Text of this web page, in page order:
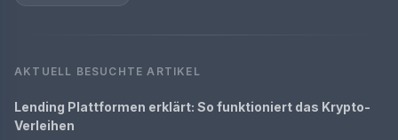
AKTUELL BESUCHTE ARTIKEL
Lending Plattformen erklärt: So funktioniert das Krypto-
Verleihen